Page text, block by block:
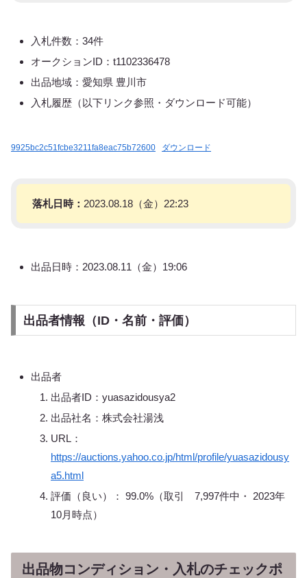
入札件数：34件
オークションID：t1102336478
出品地域：愛知県 豊川市
入札履歴（以下リンク参照・ダウンロード可能）
9925bc2c51fcbe3211fa8eac75b72600 ダウンロード
落札日時： 2023.08.18（金）22:23
出品日時：2023.08.11（金）19:06
出品者情報（ID・名前・評価）
出品者
出品者ID：yuasazidousya2
出品社名：株式会社湯浅
URL：
https://auctions.yahoo.co.jp/html/profile/yuasazidousy
a5.html
評価（良い）： 99.0%（取引 7,997件中・ 2023年
10月時点）
出品物コンディション・入札のチェックポ